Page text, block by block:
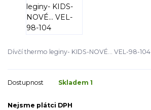
Dívčí thermo leginy- KIDS-NOVÉ... VEL-98-104
Dostupnost Skladem 1
Nejsme plátci DPH